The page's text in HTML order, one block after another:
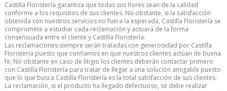
Castilla Floristería garantiza que todas sus flores sean de la calidad
conforme a los requisitos de sus clientes. No obstante, si la satisfacción
obtenida con nuestros servicios no fuera la esperada, Castilla Floristería se
compromete a estudiar cada reclamación y actuará de la forma
consensuada entre el cliente y Castilla Floristería.
Las reclamaciones siempre serán tratadas con generosidad por Castilla
Floristería puesto que confiamos en que nuestros clientes actúan de buena
fe. No obstante en caso de litigio los clientes deberán contactar primero
con Castilla Floristería para tratar de llegar a una solución amigable puesto
que lo que busca Castilla Floristería es la total satisfacción de sus clientes.
La reclamación, si el producto ha llegado defectuoso, se debe realizar